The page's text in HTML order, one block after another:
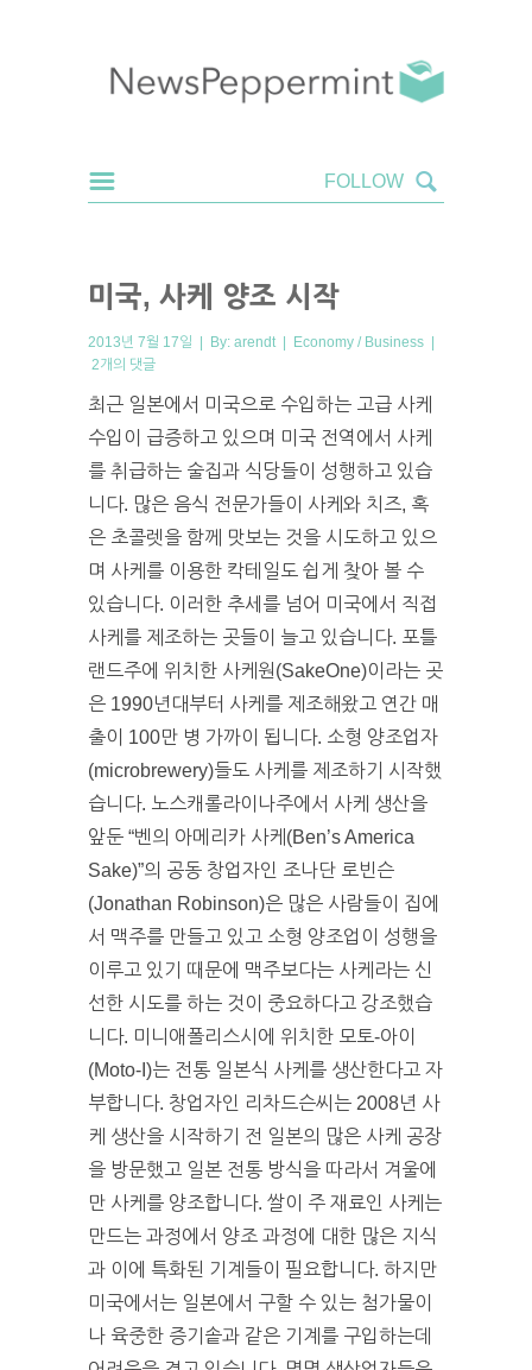
미국, 사케 양조 시작
2013년 7월 17일 | By: arendt | Economy / Business |
2개의 댓글
최근 일본에서 미국으로 수입하는 고급 사케
수입이 급증하고 있으며 미국 전역에서 사케
를 취급하는 술집과 식당들이 성행하고 있습
니다. 많은 음식 전문가들이 사케와 치즈, 혹
은 초콜렛을 함께 맛보는 것을 시도하고 있으
며 사케를 이용한 칵테일도 쉽게 찾아 볼 수
있습니다. 이러한 추세를 넘어 미국에서 직접
사케를 제조하는 곳들이 늘고 있습니다. 포틀
랜드주에 위치한 사케원(SakeOne)이라는 곳
은 1990년대부터 사케를 제조해왔고 연간 매
출이 100만 병 가까이 됩니다. 소형 양조업자
(microbrewery)들도 사케를 제조하기 시작했
습니다. 노스캐롤라이나주에서 사케 생산을
앞둔 “벤의 아메리카 사케(Ben’s America
Sake)”의 공동 창업자인 조나단 로빈슨
(Jonathan Robinson)은 많은 사람들이 집에
서 맥주를 만들고 있고 소형 양조업이 성행을
이루고 있기 때문에 맥주보다는 사케라는 신
선한 시도를 하는 것이 중요하다고 강조했습
니다. 미니애폴리스시에 위치한 모토-아이
(Moto-I)는 전통 일본식 사케를 생산한다고 자
부합니다. 창업자인 리차드슨씨는 2008년 사
케 생산을 시작하기 전 일본의 많은 사케 공장
을 방문했고 일본 전통 방식을 따라서 겨울에
만 사케를 양조합니다. 쌀이 주 재료인 사케는
만드는 과정에서 양조 과정에 대한 많은 지식
과 이에 특화된 기계들이 필요합니다. 하지만
미국에서는 일본에서 구할 수 있는 첨가물이
나 육중한 증기솥과 같은 기계를 구입하는데